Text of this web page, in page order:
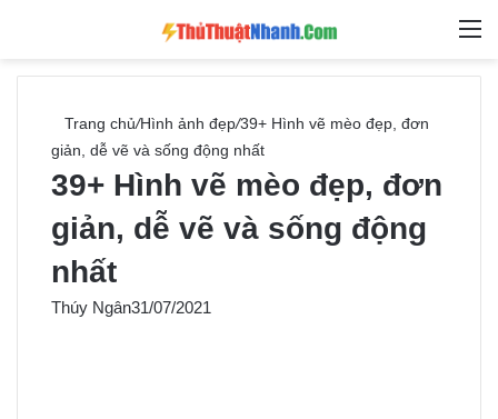
Tìm
Trang chủ/Hình ảnh đẹp/39+ Hình vẽ mèo đẹp, đơn
giản, dễ vẽ và sống động nhất
39+ Hình vẽ mèo đẹp, đơn
giản, dễ vẽ và sống động
nhất
Thúy Ngân31/07/2021